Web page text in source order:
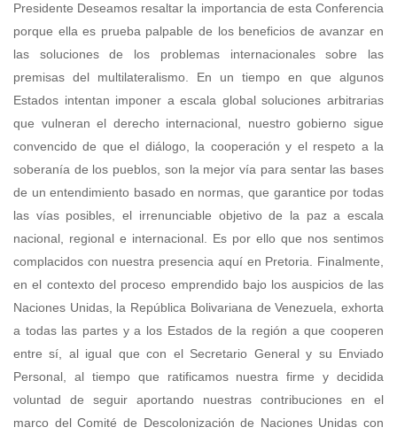
Presidente Deseamos resaltar la importancia de esta Conferencia
porque ella es prueba palpable de los beneficios de avanzar en
las soluciones de los problemas internacionales sobre las
premisas del multilateralismo. En un tiempo en que algunos
Estados intentan imponer a escala global soluciones arbitrarias
que vulneran el derecho internacional, nuestro gobierno sigue
convencido de que el diálogo, la cooperación y el respeto a la
soberanía de los pueblos, son la mejor vía para sentar las bases
de un entendimiento basado en normas, que garantice por todas
las vías posibles, el irrenunciable objetivo de la paz a escala
nacional, regional e internacional. Es por ello que nos sentimos
complacidos con nuestra presencia aquí en Pretoria. Finalmente,
en el contexto del proceso emprendido bajo los auspicios de las
Naciones Unidas, la República Bolivariana de Venezuela, exhorta
a todas las partes y a los Estados de la región a que cooperen
entre sí, al igual que con el Secretario General y su Enviado
Personal, al tiempo que ratificamos nuestra firme y decidida
voluntad de seguir aportando nuestras contribuciones en el
marco del Comité de Descolonización de Naciones Unidas con